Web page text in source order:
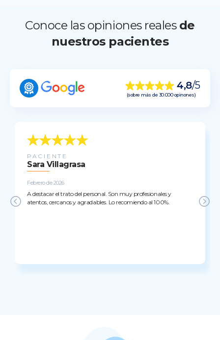
Conoce las opiniones reales de
nuestros pacientes
4,8/5
(sobre más de 30.000 opinones)
PACIENTE
Sara Villagrasa
Febrero de 2026
A destacar el trato del personal. Son muy profesionales y
atentos, cercanos y agradables. Lo recomiendo al 100%.